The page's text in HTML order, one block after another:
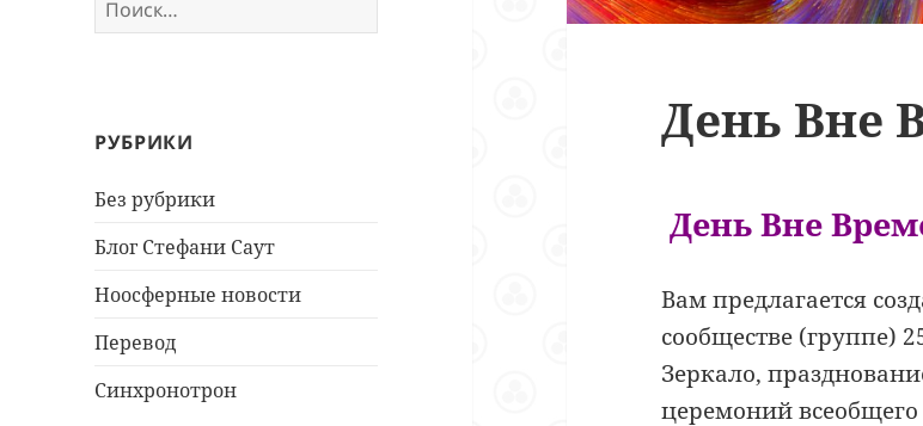
РУБРИКИ
Без рубрики
Блог Стефани Саут
Ноосферные новости
Перевод
Синхронотрон
День Вне
День Вне
Вам предлагается
сообществе (группе)
Зеркало,
церемоний